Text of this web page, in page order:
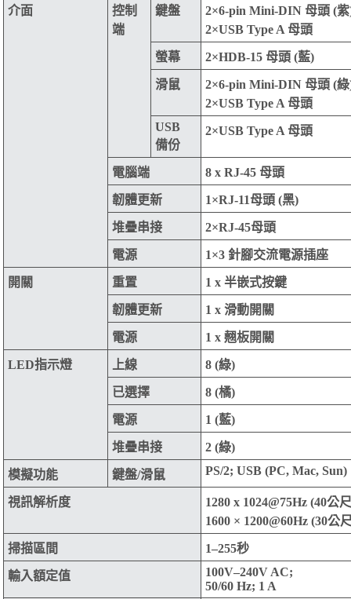
介面
控制
端
鍵盤
2×6-pin Mini-DIN 母頭 (
2×USB Type A 母頭
螢幕 2×HDB-15 母頭 (藍)
滑鼠
2×6-pin Mini-DIN 母頭 (
2×USB Type A 母頭
USB
備份
2×USB Type A 母頭
電腦端 8 x RJ-45 母頭
韌體更新 1×RJ-11母頭 (黑)
堆疊串接 2×RJ-45母頭
電源 1×3 針腳交流電源插座
開關 重置 1 x 半嵌式按鍵
韌體更新 1 x 滑動開關
電源 1 x 翹板開關
LED指示燈 上線 8 (綠)
已選擇 8 (橘)
電源 1 (藍)
堆疊串接 2 (綠)
模擬功能 鍵盤/滑鼠 PS/2; USB (PC, Mac, Sun)
視訊解析度
1280 x 1024@75Hz (40公
1600 × 1200@60Hz (30公
掃描區間 1–255秒
輸入額定值
100V–240V AC;
50/60 Hz; 1 A